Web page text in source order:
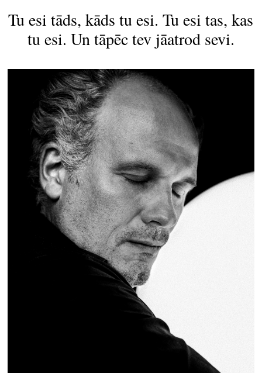
Tu esi tāds, kāds tu esi. Tu esi tas, kas
tu esi. Un tāpēc tev jāatrod sevi.